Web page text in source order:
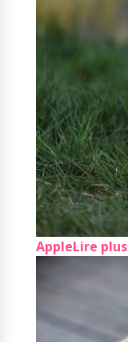
AppleLire plus